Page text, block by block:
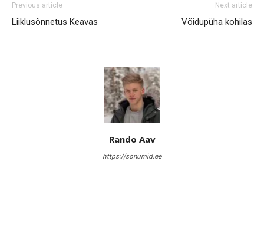
Previous article
Liiklusõnnetus Keavas
Next article
Võidupüha kohilas
Rando Aav
https://sonumid.ee